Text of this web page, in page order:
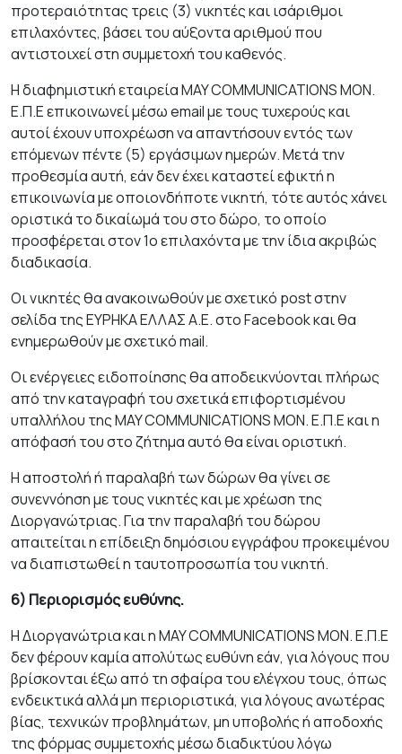
προτεραιότητας τρεις (3) νικητές και ισάριθμοι
επιλαχόντες, βάσει του αύξοντα αριθμού που
αντιστοιχεί στη συμμετοχή του καθενός.
H διαφημιστική εταιρεία MAY COMMUNICATIONS ΜΟΝ.
Ε.Π.Ε επικοινωνεί μέσω email με τους τυχερούς και
αυτοί έχουν υποχρέωση να απαντήσουν εντός των
επόμενων πέντε (5) εργάσιμων ημερών. Μετά την
προθεσμία αυτή, εάν δεν έχει καταστεί εφικτή η
επικοινωνία με οποιονδήποτε νικητή, τότε αυτός χάνει
οριστικά το δικαίωμά του στο δώρο, το οποίο
προσφέρεται στον 1ο επιλαχόντα με την ίδια ακριβώς
διαδικασία.
Οι νικητές θα ανακοινωθούν με σχετικό post στην
σελίδα της ΕΥΡΗΚΑ ΕΛΛΑΣ Α.Ε. στο Facebook και θα
ενημερωθούν με σχετικό mail.
Οι ενέργειες ειδοποίησης θα αποδεικνύονται πλήρως
από την καταγραφή του σχετικά επιφορτισμένου
υπαλλήλου της MAY COMMUNICATIONS ΜΟΝ. Ε.Π.Ε και η
απόφασή του στο ζήτημα αυτό θα είναι οριστική.
Η αποστολή ή παραλαβή των δώρων θα γίνει σε
συνεννόηση με τους νικητές και με χρέωση της
Διοργανώτριας. Για την παραλαβή του δώρου
απαιτείται η επίδειξη δημόσιου εγγράφου προκειμένου
να διαπιστωθεί η ταυτοπροσωπία του νικητή.
6) Περιορισμός ευθύνης.
Η Διοργανώτρια και η MAY COMMUNICATIONS ΜΟΝ. Ε.Π.Ε
δεν φέρουν καμία απολύτως ευθύνη εάν, για λόγους που
βρίσκονται έξω από τη σφαίρα του ελέγχου τους, όπως
ενδεικτικά αλλά μη περιοριστικά, για λόγους ανωτέρας
βίας, τεχνικών προβλημάτων, μη υποβολής ή αποδοχής
της φόρμας συμμετοχής μέσω διαδικτύου λόγω